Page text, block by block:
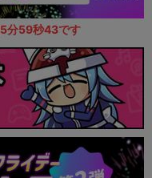
5分58秒01です